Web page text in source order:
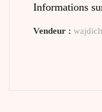
Informations
Vendeur :